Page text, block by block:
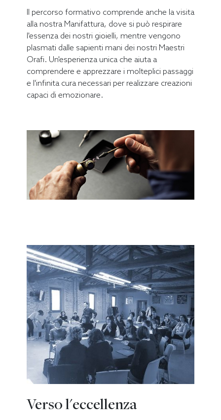
Il percorso formativo comprende anche la visita
alla nostra Manifattura, dove si può respirare
l'essenza dei nostri gioielli, mentre vengono
plasmati dalle sapienti mani dei nostri Maestri
Orafi. Un'esperienza unica che aiuta a
comprendere e apprezzare i molteplici passaggi
e l'infinita cura necessari per realizzare creazioni
capaci di emozionare.
Verso l'eccellenza